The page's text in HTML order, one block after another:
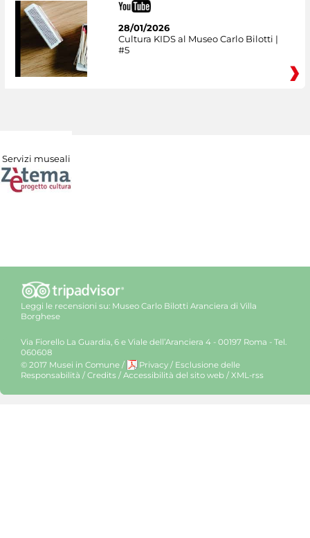
28/01/2026
Cultura KIDS al Museo Carlo Bilotti |
#5
Servizi museali
Leggi le recensioni su: Museo Carlo Bilotti Aranciera di Villa
Borghese
Via Fiorello La Guardia, 6 e Viale dell’Aranciera 4 - 00197 Roma - Tel.
060608
© 2017 Musei in Comune / Privacy / Esclusione delle
Responsabilità / Credits / Accessibilità del sito web / XML-rss